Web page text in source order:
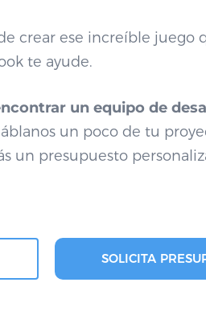
crear ese increíble juego
te ayude.
un equipo de
un poco de tu
un presupuesto
SOLICITA